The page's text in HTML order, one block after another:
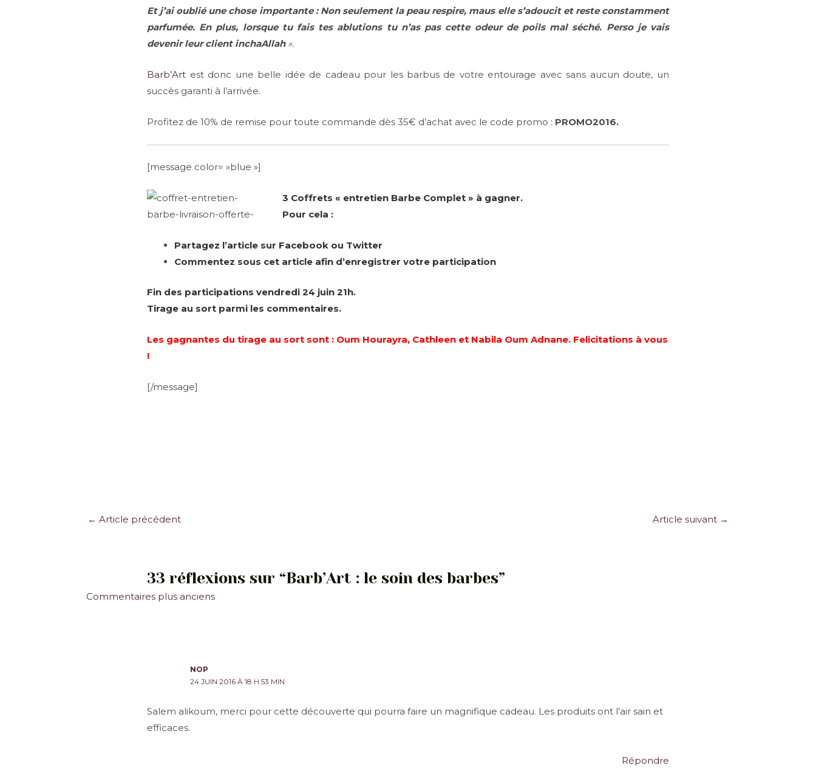
Et j’ai oublié une chose importante : Non seulement la peau respire, maus elle s’adoucit et reste constamment
parfumée. En plus, lorsque tu fais tes ablutions tu n’as pas cette odeur de poils mal séché. Perso je vais
devenir leur client inchaAllah».
Barb’Art est donc une belle idée de cadeau pour les barbus de votre entourage avec sans aucun doute, un
succès garanti à l’arrivée.
Profitez de 10% de remise pour toute commande dès 35€ d’achat avec le code promo : PROMO2016.
[message color= »blue »]
3 Coffrets « entretien Barbe Complet » à gagner.
Pour cela :
Partagez l’article sur Facebook ou Twitter
Commentez sous cet article afin d’enregistrer votre participation
Fin des participations vendredi 24 juin 21h.
Tirage au sort parmi les commentaires.
Les gagnantes du tirage au sort sont : Oum Hourayra, Cathleen et Nabila Oum Adnane. Felicitations à vous
!
[/message]
Navigation
← Article précédent Article suivant →
33 réflexions sur “Barb’Art : le soin des barbes”
Commentaires
Commentaires plus anciens
NOP
24 JUIN 2016 À 18 H 53 MIN
Salem alikoum, merci pour cette découverte qui pourra faire un magnifique cadeau. Les produits ont l’air sain et
efficaces.
Répondre